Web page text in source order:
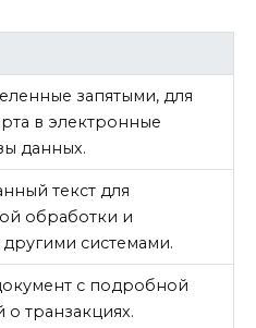
запятыми, для
в электронные
данных.
текст для
обработки и
системами.
с подробной
транзакциях.